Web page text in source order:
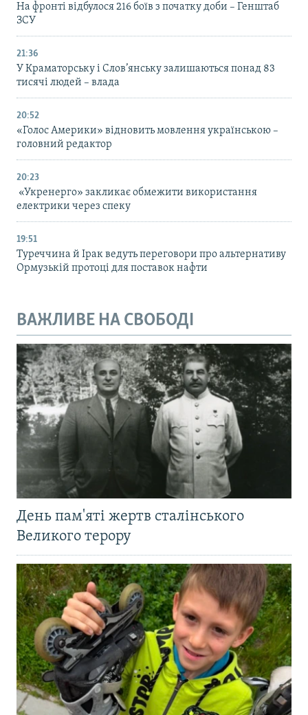
На фронті відбулося 216 боїв з початку доби – Генштаб
ЗСУ
21:36
У Краматорську і Слов’янську залишаються понад 83
тисячі людей – влада
20:52
«Голос Америки» відновить мовлення українською –
головний редактор
20:23
«Укренерго» закликає обмежити використання
електрики через спеку
19:51
Туреччина й Ірак ведуть переговори про альтернативу
Ормузькій протоці для поставок нафти
ВАЖЛИВЕ НА СВОБОДІ
День пам'яті жертв сталінського
Великого терору